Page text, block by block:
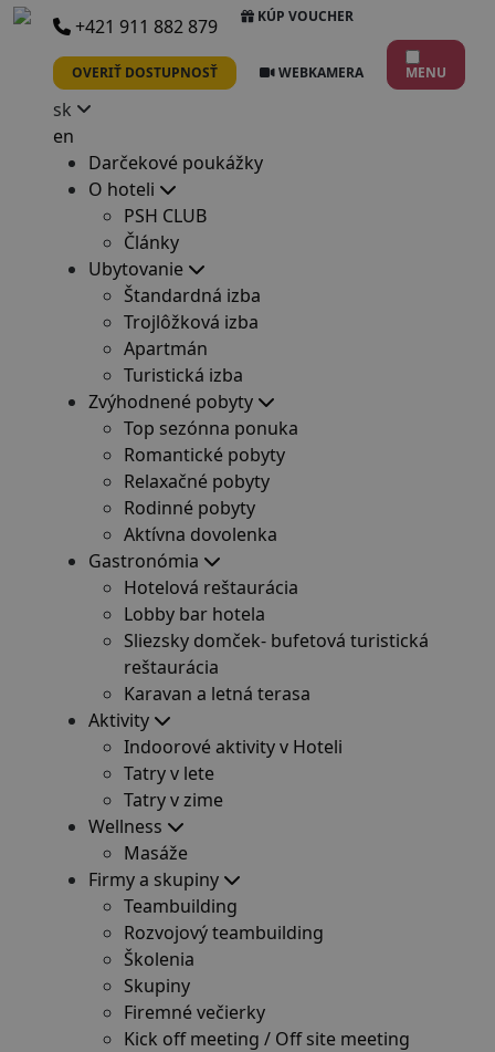
+421 911 882 879 KÚP VOUCHER
OVERIŤ DOSTUPNOSŤ WEBKAMERA MENU
sk
en
Darčekové poukážky
O hoteli
PSH CLUB
Články
Ubytovanie
Štandardná izba
Trojlôžková izba
Apartmán
Turistická izba
Zvýhodnené pobyty
Top sezónna ponuka
Romantické pobyty
Relaxačné pobyty
Rodinné pobyty
Aktívna dovolenka
Gastronómia
Hotelová reštaurácia
Lobby bar hotela
Sliezsky domček- bufetová turistická
reštaurácia
Karavan a letná terasa
Aktivity
Indoorové aktivity v Hoteli
Tatry v lete
Tatry v zime
Wellness
Masáže
Firmy a skupiny
Teambuilding
Rozvojový teambuilding
Školenia
Skupiny
Firemné večierky
Kick off meeting / Off site meeting